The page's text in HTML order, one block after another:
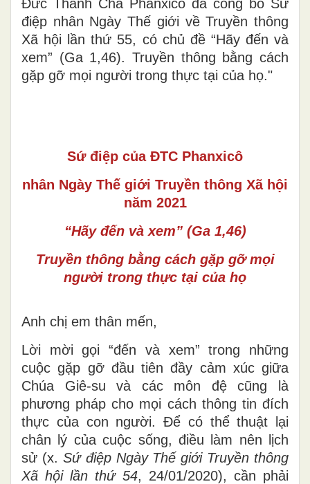
Đức Thánh Cha Phanxicô đã công bố Sứ
điệp nhân Ngày Thế giới về Truyền thông
Xã hội lần thứ 55, có chủ đề “Hãy đến và
xem” (Ga 1,46). Truyền thông bằng cách
gặp gỡ mọi người trong thực tại của họ."
Sứ điệp của ĐTC Phanxicô
nhân Ngày Thế giới Truyền thông Xã hội
năm 2021
“Hãy đến và xem” (Ga 1,46)
Truyền thông bằng cách gặp gỡ mọi
người trong thực tại của họ
Anh chị em thân mến,
Lời mời gọi “đến và xem” trong những
cuộc gặp gỡ đầu tiên đầy cảm xúc giữa
Chúa Giê-su và các môn đệ cũng là
phương pháp cho mọi cách thông tin đích
thực của con người. Để có thể thuật lại
chân lý của cuộc sống, điều làm nên lịch
sử (x. Sứ điệp Ngày Thế giới Truyền thông
Xã hội lần thứ 54, 24/01/2020), cần phải